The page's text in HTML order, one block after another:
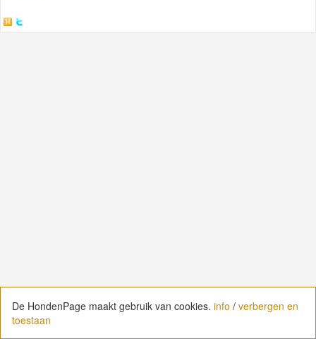
De HondenPage maakt gebruik van cookies. info / verbergen en
toestaan
De HondenPage maakt gebruik van cookies. info / verbergen en
toestaan